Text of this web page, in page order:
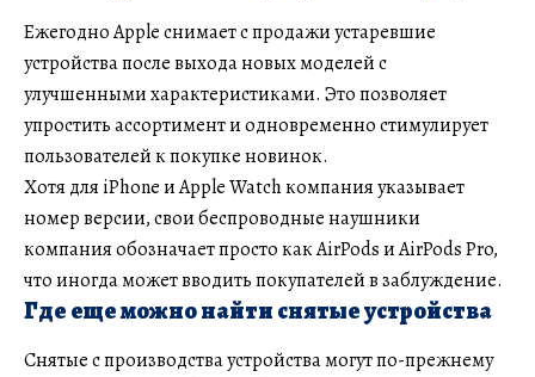
Ежегодно Apple снимает с продажи устаревшие
устройства после выхода новых моделей с
улучшенными характеристиками. Это позволяет
упростить ассортимент и одновременно стимулирует
пользователей к покупке новинок.
Хотя для iPhone и Apple Watch компания указывает
номер версии, свои беспроводные наушники
компания обозначает просто как AirPods и AirPods Pro,
что иногда может вводить покупателей в заблуждение.
Где еще можно найти снятые устройства
Снятые с производства устройства могут по-прежнему